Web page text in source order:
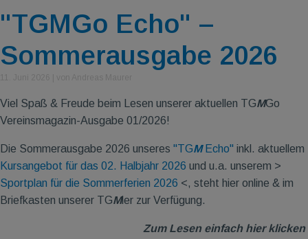
"TGMGo Echo" –
Sommerausgabe 2026
Viel Spaß & Freude beim Lesen unserer aktuellen TGMGo
Vereinsmagazin-Ausgabe 01/2026!
Die Sommerausgabe 2026 unseres "TGMEcho" inkl. aktuellem
Kursangebot für das 02. Halbjahr 2026 und u.a. unserem >
Sportplan für die Sommerferien 2026 <, steht hier online & im
Briefkasten unserer TGMler zur Verfügung.
Zum Lesen einfach hier klicken